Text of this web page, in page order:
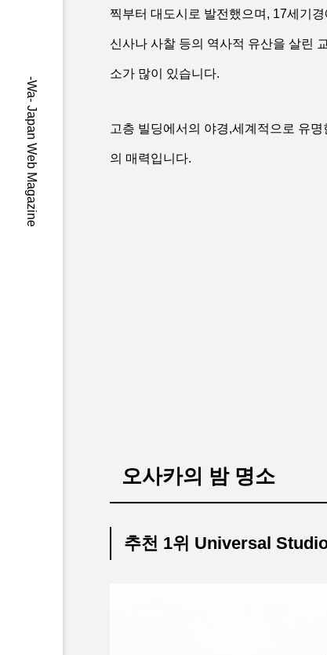
-Wa- Japan Web Magazine
찍부터 대도시로 발전했으며, 17세기
신사나 사찰 등의 역사적 유산을 살린
소가 많이 있습니다.
고층 빌딩에서의 야경,세계적으로 유
의 매력입니다.
오사카의 밤 명소
추천 1위 Universal